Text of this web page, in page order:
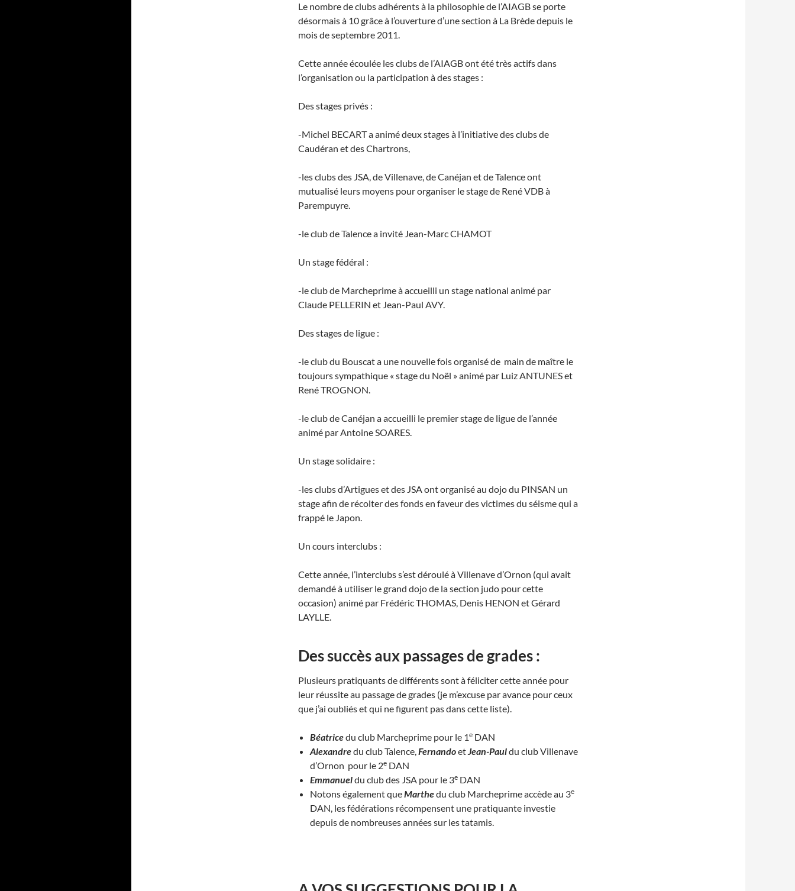
Le nombre de clubs adhérents à la philosophie de l’AIAGB se porte
désormais à 10 grâce à l’ouverture d’une section à La Brède depuis le
mois de septembre 2011.
Cette année écoulée les clubs de l’AIAGB ont été très actifs dans
l’organisation ou la participation à des stages :
Des stages privés :
-Michel BECART a animé deux stages à l’initiative des clubs de
Caudéran et des Chartrons,
-les clubs des JSA, de Villenave, de Canéjan et de Talence ont
mutualisé leurs moyens pour organiser le stage de René VDB à
Parempuyre.
-le club de Talence a invité Jean-Marc CHAMOT
Un stage fédéral :
-le club de Marcheprime à accueilli un stage national animé par
Claude PELLERIN et Jean-Paul AVY.
Des stages de ligue :
-le club du Bouscat a une nouvelle fois organisé de main de maître le
toujours sympathique « stage du Noël » animé par Luiz ANTUNES et
René TROGNON.
-le club de Canéjan a accueilli le premier stage de ligue de l’année
animé par Antoine SOARES.
Un stage solidaire :
-les clubs d’Artigues et des JSA ont organisé au dojo du PINSAN un
stage afin de récolter des fonds en faveur des victimes du séisme qui a
frappé le Japon.
Un cours interclubs :
Cette année, l’interclubs s’est déroulé à Villenave d’Ornon (qui avait
demandé à utiliser le grand dojo de la section judo pour cette
occasion) animé par Frédéric THOMAS, Denis HENON et Gérard
LAYLLE.
Des succès aux passages de grades :
Plusieurs pratiquants de différents sont à féliciter cette année pour
leur réussite au passage de grades (je m’excuse par avance pour ceux
que j’ai oubliés et qui ne figurent pas dans cette liste).
Béatricedu club Marcheprime pour le 1e DAN
Alexandredu club Talence,FernandoetJean-Pauldu club Villenave
d’Ornon pour le 2e DAN
Emmanueldu club des JSA pour le 3e DAN
Notons également queMarthedu club Marcheprime accède au 3e
DAN, les fédérations récompensent une pratiquante investie
depuis de nombreuses années sur les tatamis.